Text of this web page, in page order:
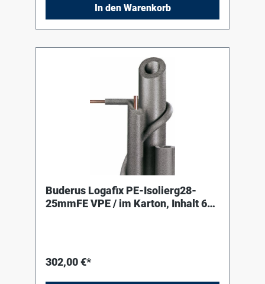
In den Warenkorb
Buderus Logafix PE-Isolierg28-
25mmFE VPE / im Karton, Inhalt 66
302,00 €*